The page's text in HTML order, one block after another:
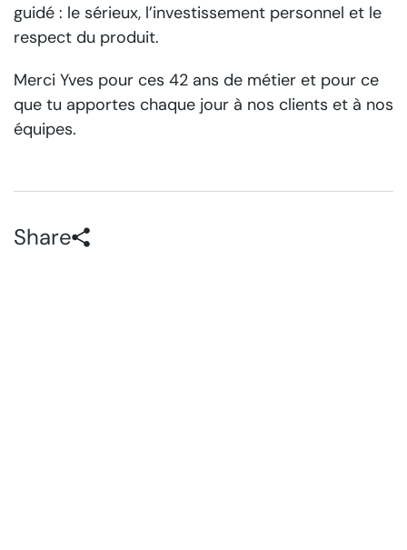
guidé : le sérieux, l’investissement personnel et le
respect du produit.
Merci Yves pour ces 42 ans de métier et pour ce
que tu apportes chaque jour à nos clients et à nos
équipes.
Share